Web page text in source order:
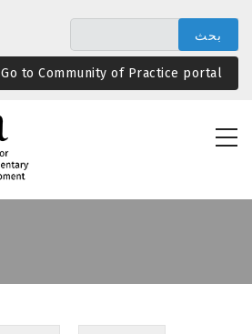
المحتوى
الرئيسيGo to Community of Practice portal